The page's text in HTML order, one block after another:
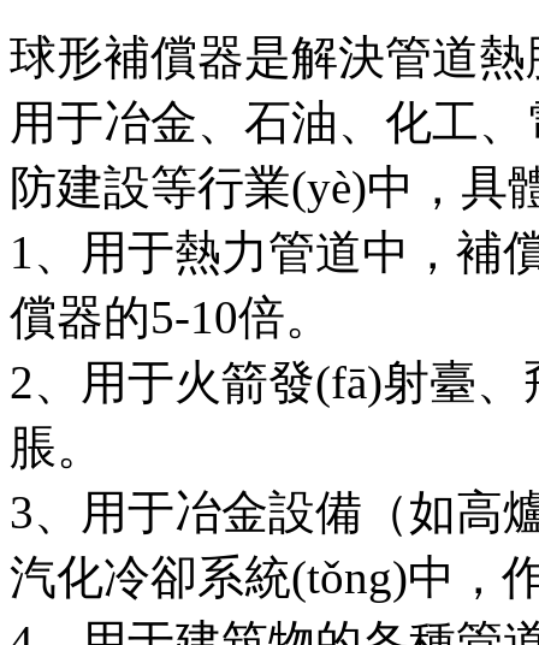
球形補償器是解決管道熱
用于冶金、石油、化工
防建設等行業(yè)中，
1、用于熱力管道中
償器的5-10倍。
2、用于火箭發(fā)射臺
脹。
3、用于冶金設備（如高
汽化冷卻系統(tǒng)中